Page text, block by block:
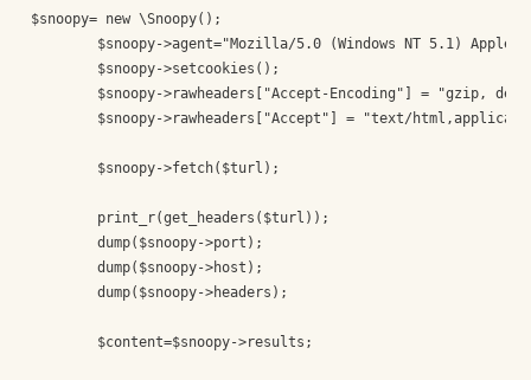
$snoopy= new \Snoopy();
		dump($snoopy->port);
		dump($snoopy->host);
		dump($snoopy->headers);